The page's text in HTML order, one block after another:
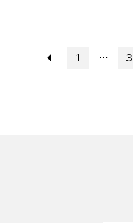
1 ... 3